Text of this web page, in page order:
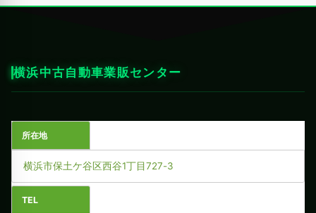
横浜中古自動車業販センター
所在地
横浜市保土ケ谷区西谷1丁目727-3
TEL